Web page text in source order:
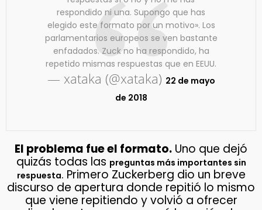
respondido ni una. Supongo que has
elegido este formato por un motivo». Los
parlamentarios europeos se ven bastante
enfadados. Zuck no ha respondido, ha
repetido mismas respuestas que en EEUU.
— xataka (@xataka) 22 de mayo
de 2018
El problema fue el formato. Uno que dejó
quizás todas las preguntas más importantes sin
respuesta. Primero Zuckerberg dio un breve
discurso de apertura donde repitió lo mismo
que viene repitiendo y volvió a ofrecer